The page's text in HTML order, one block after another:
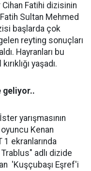
Cihan Fatihi dizisinin
Sultan Mehmed
başlarda çok
reyting sonuçları
Hayranları bu
yaşadı.
geliyor..
yarışmasının
Kenan
1 ekranlarında
adlı dizide
'Kuşçubaşı Eşref'i